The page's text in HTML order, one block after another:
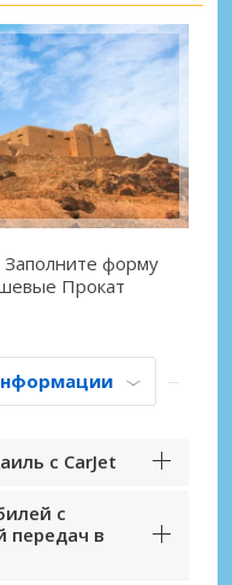
Заполните форму
Прокат
с CarJet
с
передач в